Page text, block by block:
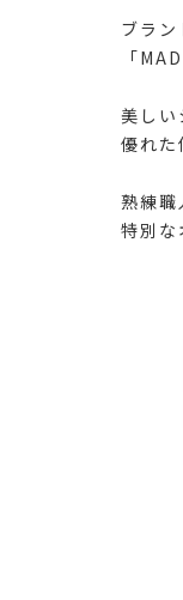
ブラ
「
美しい
優れた
熟練職
特別な